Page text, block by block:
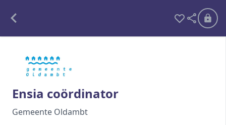
Alle opdrachten
Detachering
Ensia coördinator
Gemeente Oldambt